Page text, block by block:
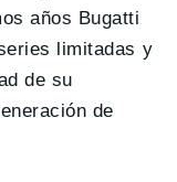
años Bugatti
limitadas y
de su
de